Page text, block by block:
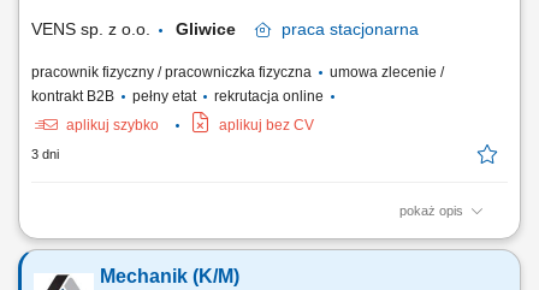
VENS sp. z o.o. Gliwice praca stacjonarna
pracownik fizyczny / pracowniczka fizyczna
umowa zlecenie /
kontrakt B2B
pełny etat
rekrutacja online
aplikuj szybko
aplikuj bez CV
3 dni
pokaż opis
Zapewnienie ciągłości pracy maszyn: diagnozowanie przyczyn awarii,
infrastruktury zakładowej; Nadzór techniczny nad parkiem
Mechanik (K/M)